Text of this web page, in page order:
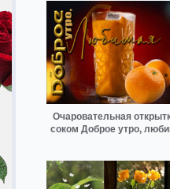
Очаровательная
соком Доброе утро,